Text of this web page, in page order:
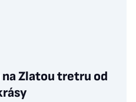
Zlatou tretru od